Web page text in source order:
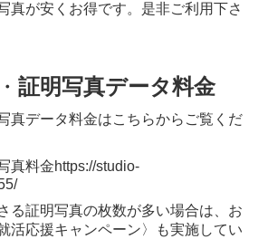
真が安くお得です。是非ご利用下さ
証明写真データ料金
真データ料金はこちらからご覧くだ
真料金https://studio-
る証明写真の枚数が多い場合は、お
活応援キャンペーン〉も実施してい